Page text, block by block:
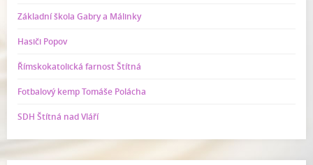
Základní škola Gabry a Málinky
Hasiči Popov
Římskokatolická farnost Štítná
Fotbalový kemp Tomáše Polácha
SDH Štítná nad Vláří